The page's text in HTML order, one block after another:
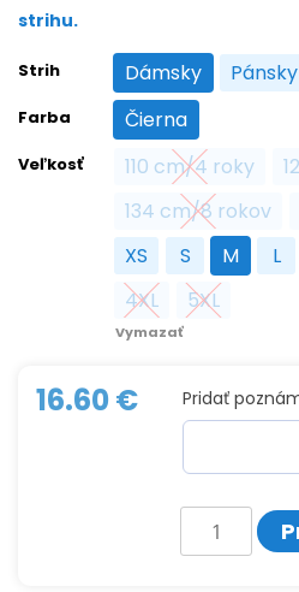
strihu.
Strih Dámsky
Dámsky
Farba Čierna
Čierna
Veľkosť 110 cm/4 roky
110 cm/4
134 cm/8 rokov
134 cm/8
XS
XS S
S M
M LL
4XL
4XL 5XL
5XL
Vymazať
16.60€ Pridať
množstvo
Tričko
s